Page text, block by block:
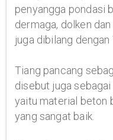
penyangga pondasi
dermaga, dolken
juga dibilang dengan
Tiang pancang
disebut juga
yaitu material beton
yang sangat baik.